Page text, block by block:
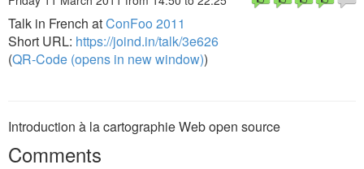
Talk in French atConFoo 2011
Short URL: https://joind.in/talk/3e626
(QR-Code (opens in new window))
Introduction à la cartographie Web open source
Comments